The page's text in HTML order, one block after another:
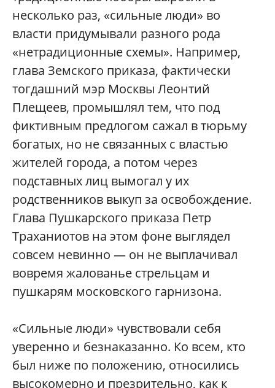
несколько раз, «сильные люди» во
власти придумывали разного рода
«нетрадиционные схемы». Например,
глава Земского приказа, фактически
тогдашний мэр Москвы Леонтий
Плещеев, промышлял тем, что под
фиктивным предлогом сажал в тюрьму
богатых, но не связанных с властью
жителей города, а потом через
подставных лиц вымогал у их
родственников выкуп за освобождение.
Глава Пушкарского приказа Петр
Траханиотов на этом фоне выглядел
совсем невинно — он не выплачивал
вовремя жалованье стрельцам и
пушкарям московского гарнизона.
«Сильные люди» чувствовали себя
уверенно и безнаказанно. Ко всем, кто
был ниже по положению, относились
высокомерно и презрительно, как к